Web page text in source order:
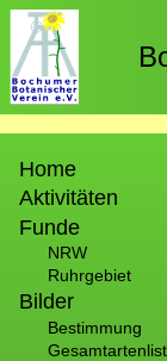
Direkt
zum
Inhalt
Home
Aktivitäten
Funde
NRW
Ruhrgebiet
Bilder
Bestimmung